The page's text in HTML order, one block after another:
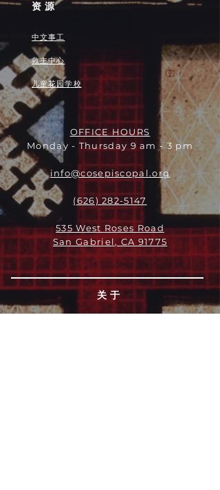
资源
中文事工
救主中心
儿童花园学校
OFFICE HOURS
Monday - Thursday 9 am - 3 pm
info@cosepiscopal.org
(626) 282-5147
535 West Roses Road
San Gabriel, CA 91775
关于